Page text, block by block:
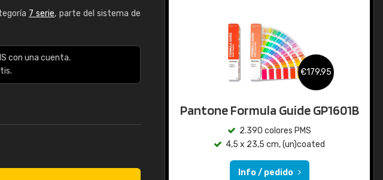
7 serie, parte del sistema de
con una cuenta.
€179,95
Pantone Formula Guide GP1601B
2.390 colores PMS
4,5 x 23,5 cm, (un)coated
Info / pedido